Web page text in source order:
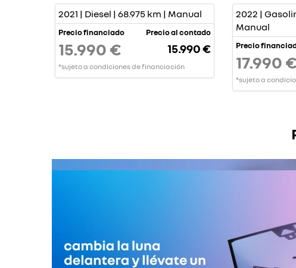
2021 | Diesel | 68.975 km | Manual
Precio financiado
15.990 €
*sujeto a condiciones de financiación
Precio al contado
15.990 €
2022 |
Manual
Precio
17.990 €
*sujeto a